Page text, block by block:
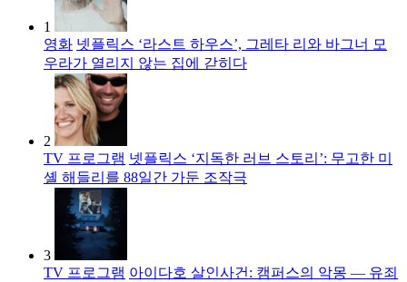
1
영화 넷플릭스 ‘라스트 하우스’, 그레타 리와 바그너 모
우라가 열리지 않는 집에 갇히다
2
TV 프로그램 넷플릭스 ‘지독한 러브 스토리’: 무고한 미
셸 해들리를 88일간 가둔 조작극
3
TV 프로그램 아이다호 살인사건: 캠퍼스의 악몽 — 유죄